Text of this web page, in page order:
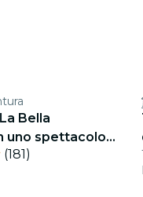
Bella
uno spettacolo
(181)